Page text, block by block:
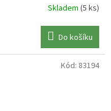
Skladem (5 ks)
Do košíku
Kód: 83194